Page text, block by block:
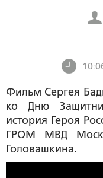
Фильм Сергея
ко Дню
история Героя
ГРОМ МВД
Головашкина.